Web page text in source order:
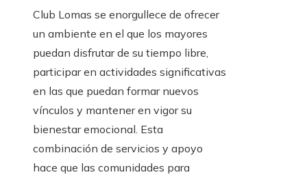
Club Lomas se enorgullece de ofrecer
un ambiente en el que los mayores
puedan disfrutar de su tiempo libre,
participar en actividades significativas
en las que puedan formar nuevos
vínculos y mantener en vigor su
bienestar emocional. Esta
combinación de servicios y apoyo
hace que las comunidades para